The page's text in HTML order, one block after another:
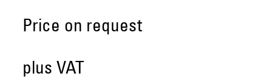
Price on request
plus VAT